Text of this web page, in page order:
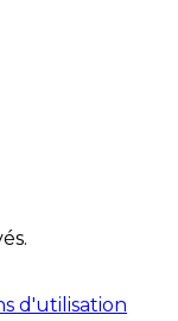
.
d'utilisation